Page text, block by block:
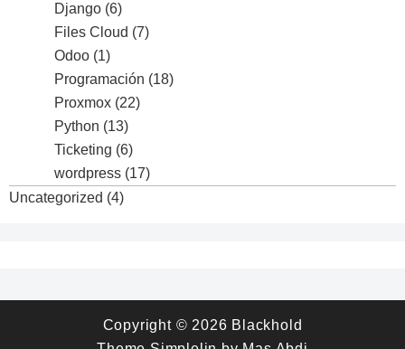
Django (6)
Files Cloud (7)
Odoo (1)
Programación (18)
Proxmox (22)
Python (13)
Ticketing (6)
wordpress (17)
Uncategorized (4)
Copyright © 2026 Blackhold